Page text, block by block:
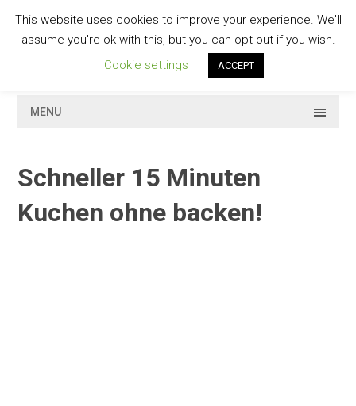
contentGESCHMACKVOLL
MENU
Schneller 15 Minuten
Kuchen ohne backen!
This website uses cookies to improve your experience. We'll
assume you're ok with this, but you can opt-out if you wish.
Cookie settings
ACCEPT